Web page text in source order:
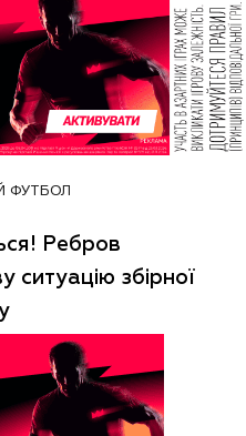
ФУТБОЛ
Ребров
ситуацію збірної